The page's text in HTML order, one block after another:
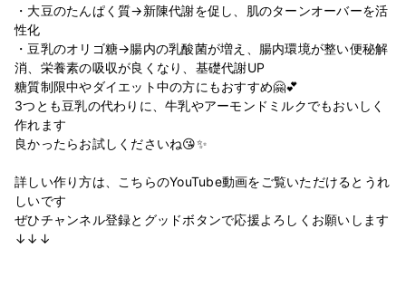
・大豆のたんぱく質→新陳代謝を促し、肌のターンオーバーを活
性化
・豆乳のオリゴ糖→腸内の乳酸菌が増え、腸内環境が整い便秘解
消、栄養素の吸収が良くなり、基礎代謝UP
糖質制限中やダイエット中の方にもおすすめ🤗💕
3つとも豆乳の代わりに、牛乳やアーモンドミルクでもおいしく
作れます
良かったらお試しくださいね😘✨
詳しい作り方は、こちらのYouTube動画をご覧いただけるとうれ
しいです
ぜひチャンネル登録とグッドボタンで応援よろしくお願いします
↓↓↓